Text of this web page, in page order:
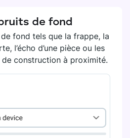
de fond
fond tels que la frappe, la
l’écho d’une pièce ou les
de construction à proximité.